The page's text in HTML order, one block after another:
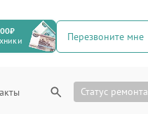
Перезвоните мне
Статус ремонта